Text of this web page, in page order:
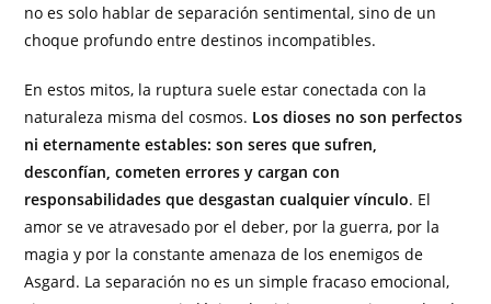
no es solo hablar de separación sentimental, sino de un
choque profundo entre destinos incompatibles.
En estos mitos, la ruptura suele estar conectada con la
naturaleza misma del cosmos. Los dioses no son perfectos
ni eternamente estables: son seres que sufren,
desconfían, cometen errores y cargan con
responsabilidades que desgastan cualquier vínculo. El
amor se ve atravesado por el deber, por la guerra, por la
magia y por la constante amenaza de los enemigos de
Asgard. La separación no es un simple fracaso emocional,